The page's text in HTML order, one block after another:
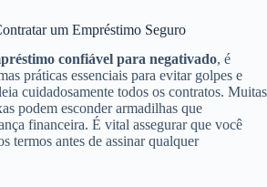
um Empréstimo Seguro
confiável para negativado, é
práticas essenciais para evitar golpes e
cuidadosamente todos os contratos. Muitas
podem esconder armadilhas que
financeira. É vital assegurar que você
termos antes de assinar qualquer